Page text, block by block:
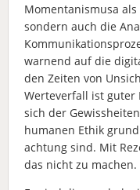
Momentanismusa
sondern auch die
warnend auf die
den Zeiten von
Werteverfall ist guter
sich der
humanen Ethik
achtung sind. Mit
das nicht zu machen.